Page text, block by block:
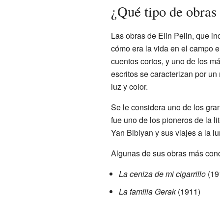
¿Qué tipo de
Las obras de Elin Pelin, que
cómo era la vida en el campo
cuentos cortos, y uno de los
escritos se caracterizan por
luz y color.
Se le considera uno de los
fue uno de los pioneros de la
Yan Bibiyan y sus viajes a la
Algunas de sus obras más
La ceniza de mi cigarrillo
La familia Gerak(1911)